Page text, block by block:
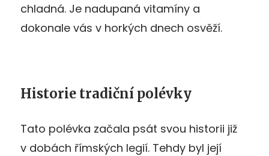
chladná. Je nadupaná vitamíny a
dokonale vás v horkých dnech osvěží.
Historie tradiční polévky
Tato polévka začala psát svou historii již
v dobách římských legií. Tehdy byl její